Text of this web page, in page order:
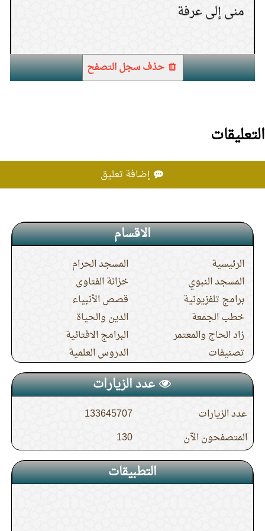
من الصلوات للتأكد من طهرها
15. حكم ترك غسل الشعر
في الغسل للمشقة
( عدد المشاهدات65136 )
الوداع
10. قلوب العباد بين أصبعين من أصابع الرحمن
القلب أشد انقلابا من القدر إذا اجتمع غليانا
13. تقلب القلوب يكثر في زمن الفتن
14. الافتقار إلى الله تعالى من أعظم أسباب
الثبات على الحق
15.
الدرس (3) شرح حديث جابر في صفة حج
النبي صلى الله عليه وسلم
حذف سجل التصفح
التعليقات
إضافة تعليق
الاقسام
الرئيسية
المسجد الحرام
المسجد النبوي
خزانة الفتاوى
برامج تلفزيونية
قصص الأنبياء
خطب الجمعة
الدين والحياة
زاد الحاج والمعتمر
البرامج الافتائية
تصنيفات
الدروس العلمية
عدد الزيارات
عدد الزيارات
133645707
المتصفحون الآن
130
التطبيقات